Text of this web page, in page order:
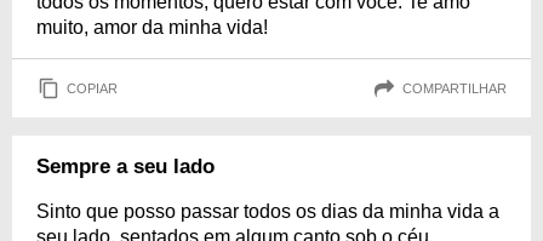
muito, amor da minha vida!
COPIAR COMPARTILHAR
Sempre a seu lado
Sinto que posso passar todos os dias da minha vida a
seu lado, sentados em algum canto sob o céu,